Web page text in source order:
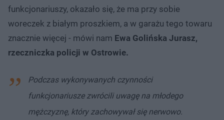
funkcjonariuszy, okazało się, że ma przy sobie
woreczek z białym proszkiem, a w garażu tego towaru
znacznie więcej - mówi nam Ewa Golińska Jurasz,
rzeczniczka policji w Ostrowie.
Podczas wykonywanych czynności
funkcjonariusze zwrócili uwagę na młodego
mężczyznę, który zachowywał się nerwowo.